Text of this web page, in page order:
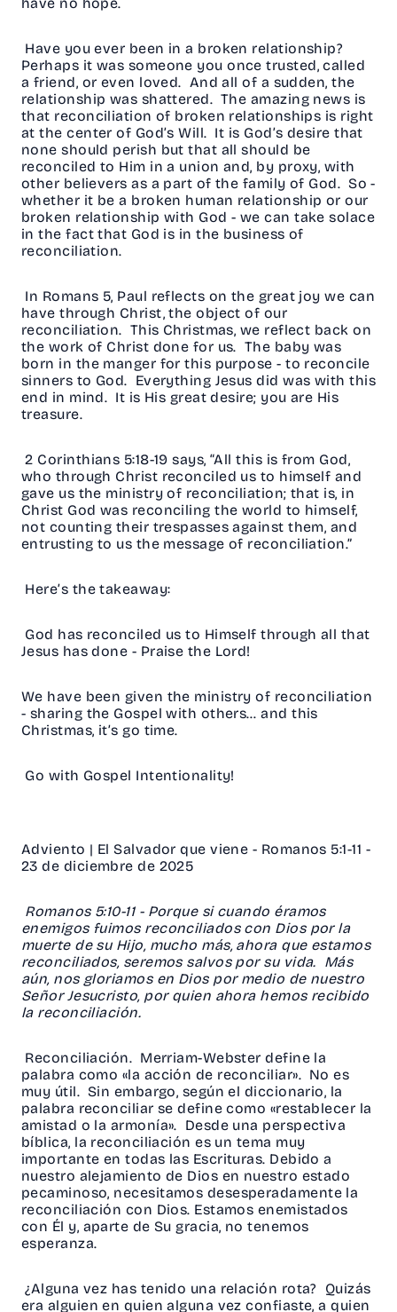
have no hope.
Have you ever been in a broken relationship?
Perhaps it was someone you once trusted, called
a friend, or even loved. And all of a sudden, the
relationship was shattered. The amazing news is
that reconciliation of broken relationships is right
at the center of God’s Will. It is God’s desire that
none should perish but that all should be
reconciled to Him in a union and, by proxy, with
other believers as a part of the family of God. So -
whether it be a broken human relationship or our
broken relationship with God - we can take solace
in the fact that God is in the business of
reconciliation.
In Romans 5, Paul reflects on the great joy we can
have through Christ, the object of our
reconciliation. This Christmas, we reflect back on
the work of Christ done for us. The baby was
born in the manger for this purpose - to reconcile
sinners to God. Everything Jesus did was with this
end in mind. It is His great desire; you are His
treasure.
2 Corinthians 5:18-19 says, “All this is from God,
who through Christ reconciled us to himself and
gave us the ministry of reconciliation; that is, in
Christ God was reconciling the world to himself,
not counting their trespasses against them, and
entrusting to us the message of reconciliation.”
Here’s the takeaway:
God has reconciled us to Himself through all that
Jesus has done - Praise the Lord!
We have been given the ministry of reconciliation
- sharing the Gospel with others… and this
Christmas, it’s go time.
Go with Gospel Intentionality!
Adviento | El Salvador que viene - Romanos 5:1-11 -
23 de diciembre de 2025
Romanos 5:10-11 - Porque si cuando éramos
enemigos fuimos reconciliados con Dios por la
muerte de su Hijo, mucho más, ahora que estamos
reconciliados, seremos salvos por su vida. Más
aún, nos gloriamos en Dios por medio de nuestro
Señor Jesucristo, por quien ahora hemos recibido
la reconciliación.
Reconciliación. Merriam-Webster define la
palabra como «la acción de reconciliar». No es
muy útil. Sin embargo, según el diccionario, la
palabra reconciliar se define como «restablecer la
amistad o la armonía». Desde una perspectiva
bíblica, la reconciliación es un tema muy
importante en todas las Escrituras. Debido a
nuestro alejamiento de Dios en nuestro estado
pecaminoso, necesitamos desesperadamente la
reconciliación con Dios. Estamos enemistados
con Él y, aparte de Su gracia, no tenemos
esperanza.
¿Alguna vez has tenido una relación rota? Quizás
era alguien en quien alguna vez confiaste, a quien